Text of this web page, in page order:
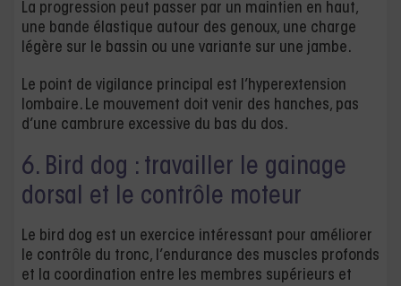
La progression peut passer par un maintien en haut,
une bande élastique autour des genoux, une charge
légère sur le bassin ou une variante sur une jambe.
Le point de vigilance principal est l’hyperextension
lombaire. Le mouvement doit venir des hanches, pas
d’une cambrure excessive du bas du dos.
6. Bird dog : travailler le gainage
dorsal et le contrôle moteur
Le bird dog est un exercice intéressant pour améliorer
le contrôle du tronc, l’endurance des muscles profonds
et la coordination entre les membres supérieurs et